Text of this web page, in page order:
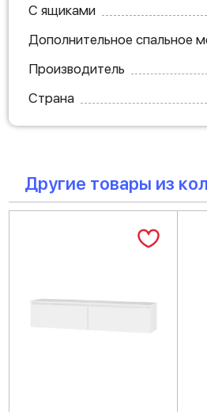
С ящиками
Дополнительное спальное
Производитель
Страна
Другие товары из